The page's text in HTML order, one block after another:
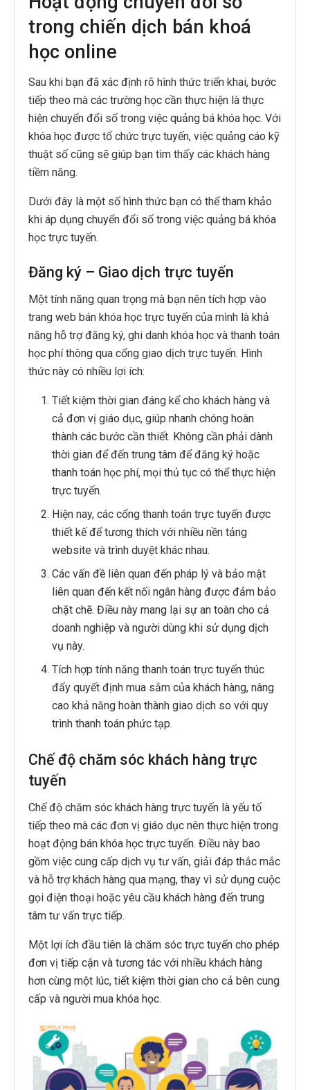
trong chiến dịch bán khoá
học online
Sau khi bạn đã xác định rõ hình thức triển khai, bước
tiếp theo mà các trường học cần thực hiện là thực
hiện chuyển đổi số trong việc quảng bá khóa học. Với
khóa học được tổ chức trực tuyến, việc quảng cáo kỹ
thuật số cũng sẽ giúp bạn tìm thấy các khách hàng
tiềm năng.
Dưới đây là một số hình thức bạn có thể tham khảo
khi áp dụng chuyển đổi số trong việc quảng bá khóa
học trực tuyến.
Đăng ký – Giao dịch trực tuyến
Một tính năng quan trọng mà bạn nên tích hợp vào
trang web bán khóa học trực tuyến của mình là khả
năng hỗ trợ đăng ký, ghi danh khóa học và thanh toán
học phí thông qua cổng giao dịch trực tuyến. Hình
thức này có nhiều lợi ích:
Tiết kiệm thời gian đáng kể cho khách hàng và
cả đơn vị giáo dục, giúp nhanh chóng hoàn
thành các bước cần thiết. Không cần phải dành
thời gian để đến trung tâm để đăng ký hoặc
thanh toán học phí, mọi thủ tục có thể thực hiện
trực tuyến.
Hiện nay, các cổng thanh toán trực tuyến được
thiết kế để tương thích với nhiều nền tảng
website và trình duyệt khác nhau.
Các vấn đề liên quan đến pháp lý và bảo mật
liên quan đến kết nối ngân hàng được đảm bảo
chặt chẽ. Điều này mang lại sự an toàn cho cả
doanh nghiệp và người dùng khi sử dụng dịch
vụ này.
Tích hợp tính năng thanh toán trực tuyến thúc
đẩy quyết định mua sắm của khách hàng, nâng
cao khả năng hoàn thành giao dịch so với quy
trình thanh toán phức tạp.
Chế độ chăm sóc khách hàng trực
tuyến
Chế độ chăm sóc khách hàng trực tuyến là yếu tố
tiếp theo mà các đơn vị giáo dục nên thực hiện trong
hoạt động bán khóa học trực tuyến. Điều này bao
gồm việc cung cấp dịch vụ tư vấn, giải đáp thắc mắc
và hỗ trợ khách hàng qua mạng, thay vì sử dụng cuộc
gọi điện thoại hoặc yêu cầu khách hàng đến trung
tâm tư vấn trực tiếp.
Một lợi ích đầu tiên là chăm sóc trực tuyến cho phép
đơn vị tiếp cận và tương tác với nhiều khách hàng
hơn cùng một lúc, tiết kiệm thời gian cho cả bên cung
cấp và người mua khóa học.